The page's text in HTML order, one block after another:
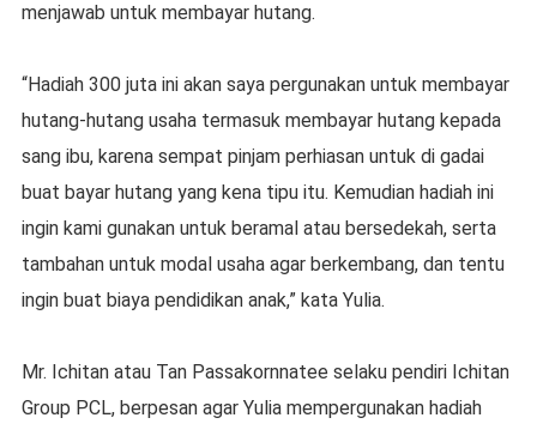
menjawab untuk membayar hutang.
“Hadiah 300 juta ini akan saya pergunakan untuk membayar
hutang-hutang usaha termasuk membayar hutang kepada
sang ibu, karena sempat pinjam perhiasan untuk di gadai
buat bayar hutang yang kena tipu itu. Kemudian hadiah ini
ingin kami gunakan untuk beramal atau bersedekah, serta
tambahan untuk modal usaha agar berkembang, dan tentu
ingin buat biaya pendidikan anak,” kata Yulia.
Mr. Ichitan atau Tan Passakornnatee selaku pendiri Ichitan
Group PCL, berpesan agar Yulia mempergunakan hadiah